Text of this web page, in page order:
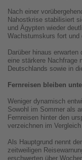
Nach einer
Nahostkrise stabilisiert
und Ägypten wieder
Wachstumskurs fort und
Darüber hinaus
eine stärkere Nachfrage
Deutschlands sowie in
Fernreisen bleiben
Weniger dynamisch
Sowohl im Sommer als
Fernreisen hinter den
verzeichnen im
Als Hauptgrund nennt
zeitweiligen
erschwerten über